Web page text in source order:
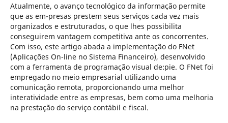
Atualmente, o avanço tecnológico da informação permite
que as em-presas prestem seus serviços cada vez mais
organizados e estruturados, o que lhes possibilita
conseguirem vantagem competitiva ante os concorrentes.
Com isso, este artigo abada a implementação do FNet
(Aplicações On-line no Sistema Financeiro), desenvolvido
com a ferramenta de programação visual de:pie. O FNet foi
empregado no meio empresarial utilizando uma
comunicação remota, proporcionando uma melhor
interatividade entre as empresas, bem como uma melhoria
na prestação do serviço contábil e fiscal.